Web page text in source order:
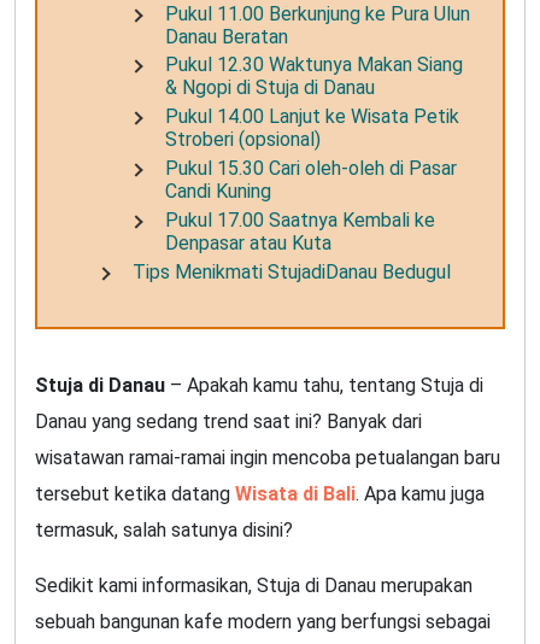
Pukul 11.00 Berkunjung ke Pura Ulun
Danau Beratan
Pukul 12.30 Waktunya Makan Siang
& Ngopi di Stuja di Danau
Pukul 14.00 Lanjut ke Wisata Petik
Stroberi (opsional)
Pukul 15.30 Cari oleh-oleh di Pasar
Candi Kuning
Pukul 17.00 Saatnya Kembali ke
Denpasar atau Kuta
Tips Menikmati StujadiDanau Bedugul
Stuja di Danau – Apakah kamu tahu, tentang Stuja di
Danau yang sedang trend saat ini? Banyak dari
wisatawan ramai-ramai ingin mencoba petualangan baru
tersebut ketika datang Wisata di Bali. Apa kamu juga
termasuk, salah satunya disini?
Sedikit kami informasikan, Stuja di Danau merupakan
sebuah bangunan kafe modern yang berfungsi sebagai